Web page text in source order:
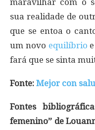
maravilhar com o
sua realidade de
que se entoa o
um novo equilíbrio
fará que se sinta
Fonte: Mejor con
Fontes
femenino” de